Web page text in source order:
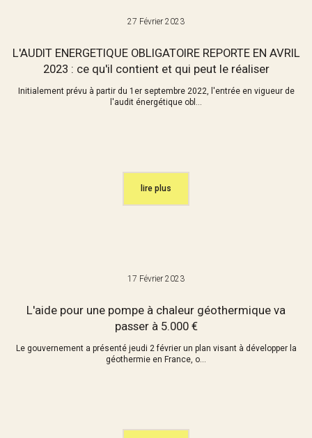
27 Février 2023
L'AUDIT ENERGETIQUE OBLIGATOIRE REPORTE EN AVRIL
2023 : ce qu'il contient et qui peut le réaliser
Initialement prévu à partir du 1er septembre 2022, l'entrée en vigueur de
l'audit énergétique obl...
lire plus
17 Février 2023
L'aide pour une pompe à chaleur géothermique va
passer à 5.000 €
Le gouvernement a présenté jeudi 2 février un plan visant à développer la
géothermie en France, o...